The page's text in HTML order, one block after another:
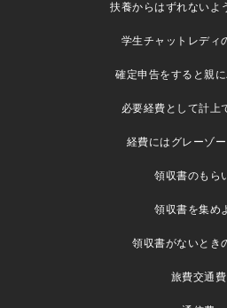
扶養からはずれないよ
学生チャットレディ
確定申告をすると親
必要経費として計上
経費にはグレーゾ
領収書のもら
領収書を集め
領収書がないとき
旅費交通費